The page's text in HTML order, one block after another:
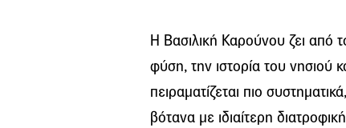
H Bασιλική Καρούνου ζει από
φύση, την ιστορία του νησιού
πειραματίζεται πιο
βότανα με ιδιαίτερη